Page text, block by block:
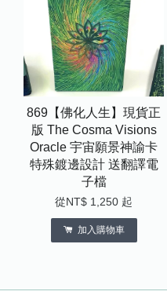
869【佛化人生】現貨正
版 The Cosma Visions
Oracle 宇宙願景神諭卡
特殊鍍邊設計 送翻譯電
子檔
從 NT$ 1,250 起
加入購物車